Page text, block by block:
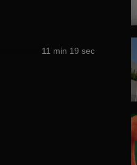
11 min 19 sec